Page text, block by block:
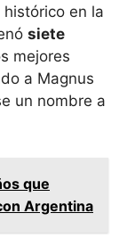
en la
siete
mejores
a Magnus
un nombre a
que
Argentina